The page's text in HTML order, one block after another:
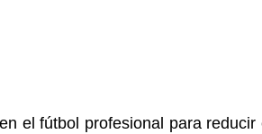
el fútbol profesional para reducir